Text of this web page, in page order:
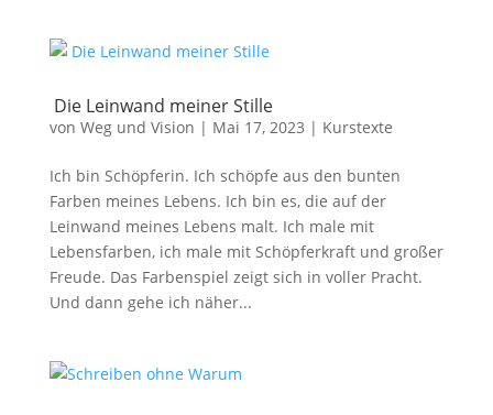
Die Leinwand meiner Stille
von Weg und Vision | Mai 17, 2023 | Kurstexte
Ich bin Schöpferin. Ich schöpfe aus den bunten
Farben meines Lebens. Ich bin es, die auf der
Leinwand meines Lebens malt. Ich male mit
Lebensfarben, ich male mit Schöpferkraft und großer
Freude. Das Farbenspiel zeigt sich in voller Pracht.
Und dann gehe ich näher...